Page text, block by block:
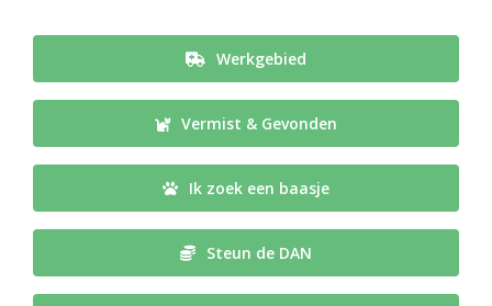
Werkgebied
Vermist & Gevonden
Ik zoek een baasje
Steun de DAN